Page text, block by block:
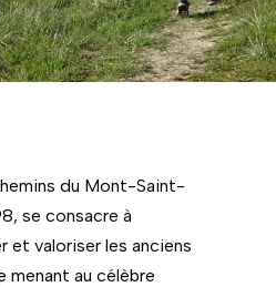
du Mont-Saint-
se consacre à
et valoriser les anciens
menant au célèbre